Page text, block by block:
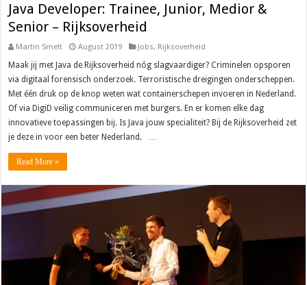
Java Developer: Trainee, Junior, Medior &
Senior – Rijksoverheid
Martin Smelt August 2019 Jobs, Rijksoverheid
Maak jij met Java de Rijksoverheid nóg slagvaardiger? Criminelen opsporen
via digitaal forensisch onderzoek. Terroristische dreigingen onderscheppen.
Met één druk op de knop weten wat containerschepen invoeren in Nederland.
Of via DigiD veilig communiceren met burgers. En er komen elke dag
innovatieve toepassingen bij. Is Java jouw specialiteit? Bij de Rijksoverheid zet
je deze in voor een beter Nederland. …
Read More »